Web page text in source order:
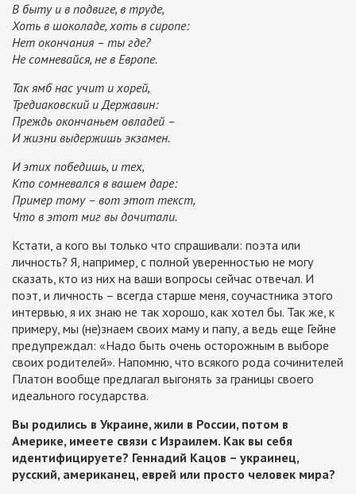
В быту и в подвиге, в труде,
Хоть в шоколаде, хоть в сиропе:
Нет окончания – ты где?
Не сомневайся, не в Европе.
Так ямб нас учит и хорей,
Тредиаковский и Державин:
Преждь окончаньем овладей –
И жизни выдержишь экзамен.
И этих победишь, и тех,
Кто сомневался в вашем даре:
Пример тому – вот этот текст,
Что в этот миг вы дочитали.
Кстати, а кого вы только что спрашивали: поэта или
личность? Я, например, с полной уверенностью не могу
сказать, кто из них на ваши вопросы сейчас отвечал. И
поэт, и личность – всегда старше меня, соучастника этого
интервью, я их знаю не так хорошо, как хотел бы. Так же, к
примеру, мы (не)знаем своих маму и папу, а ведь еще Гейне
предупреждал: «Надо быть очень осторожным в выборе
своих родителей». Напомню, что всякого рода сочинителей
Платон вообще предлагал выгонять за границы своего
идеального государства.
Вы родились в Украине, жили в России, потом в
Америке, имеете связи с Израилем. Как вы себя
идентифицируете? Геннадий Кацов – украинец,
русский, американец, еврей или просто человек мира?